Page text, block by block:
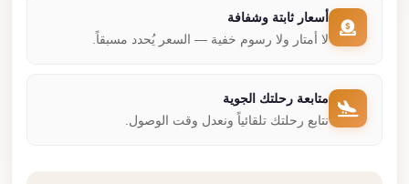
أسعار ثابتة وشفافة
لا أمتار ولا رسوم خفية — السعر يُحدد مسبقاً.
متابعة رحلتك الجوية
نتابع رحلتك تلقائياً ونعدل وقت الوصول.